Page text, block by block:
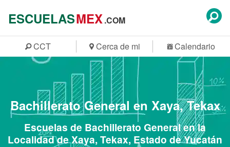
ESCUELASMEX.COM
CCT Cerca de mi Calendario
Bachillerato General en Xaya, Tekax
Escuelas de Bachillerato General en la
Localidad de Xaya, Tekax, Estado de Yucatán